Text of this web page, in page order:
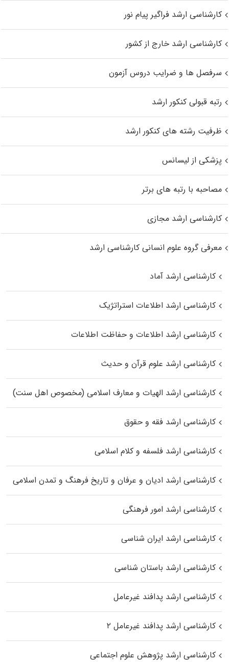
کارشناسی ارشد فراگیر پیام نور
کارشناسی ارشد خارج از کشور
سرفصل ها و ضرایب دروس آزمون
رتبه قبولی کنکور ارشد
ظرفیت رشته های کنکور ارشد
پزشکی از لیسانس
مصاحبه با رتبه های برتر
کارشناسی ارشد مجازی
معرفی گروه علوم انسانی کارشناسی ارشد
کارشناسی ارشد آماد
کارشناسی ارشد اطلاعات استراتژیک
کارشناسی ارشد اطلاعات و حفاظت اطلاعات
کارشناسی ارشد علوم قرآن و حدیث
کارشناسی ارشد الهیات و معارف اسلامی (مخصوص اهل سنت)
کارشناسی ارشد فقه و حقوق
کارشناسی ارشد فلسفه و کلام اسلامی
کارشناسی ارشد ادیان و عرفان و تاریخ فرهنگ و تمدن اسلامی
کارشناسی ارشد امور فرهنگی
کارشناسی ارشد ایران شناسی
کارشناسی ارشد باستان شناسی
کارشناسی ارشد پدافند غیرعامل
کارشناسی ارشد پدافند غیرعامل ۲
کارشناسی ارشد پژوهش علوم اجتماعی